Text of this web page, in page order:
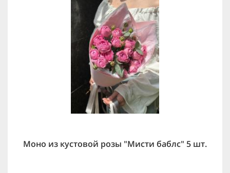
Моно из кустовой розы "Мисти баблс" 5 шт.